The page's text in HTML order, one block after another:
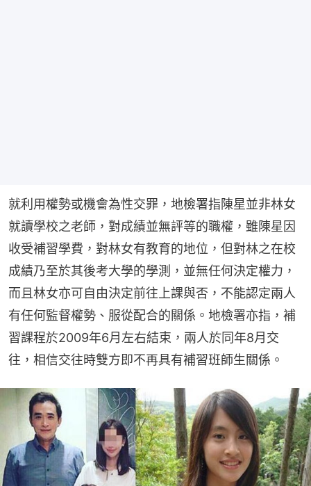
就利用權勢或機會為性交罪，地檢署指陳星並非林女
就讀學校之老師，對成績並無評等的職權，雖陳星因
收受補習學費，對林女有教育的地位，但對林之在校
成績乃至於其後考大學的學測，並無任何決定權力，
而且林女亦可自由決定前往上課與否，不能認定兩人
有任何監督權勢、服從配合的關係。地檢署亦指，補
習課程於2009年6月左右結束，兩人於同年8月交
往，相信交往時雙方即不再具有補習班師生關係。